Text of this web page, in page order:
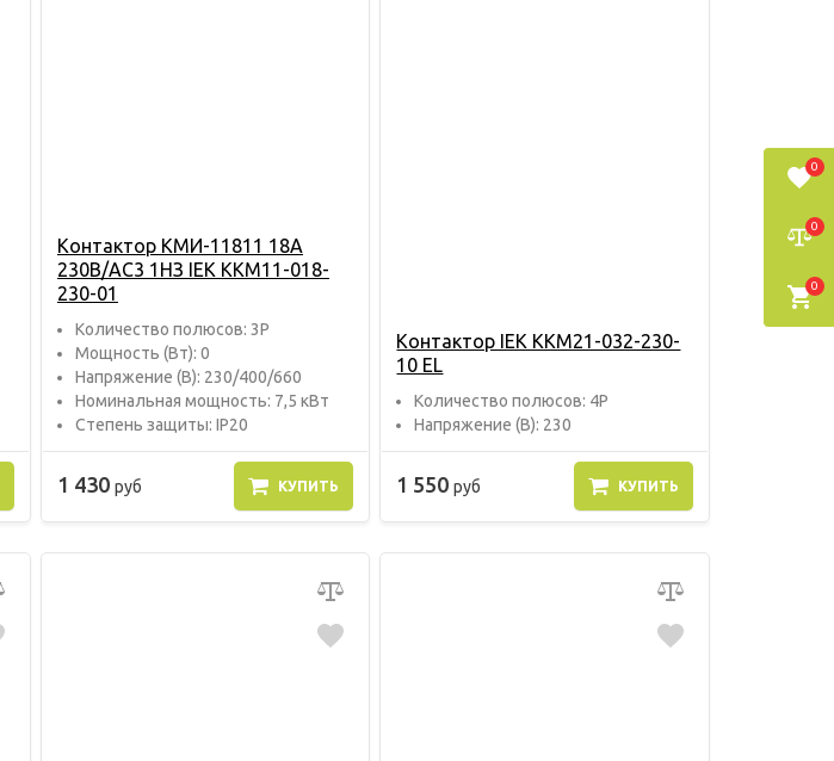
Контактор КМИ-11811 18А
230В/АС3 1НЗ IEK KKM11-018-
230-01
Количество полюсов: 3P
Мощность (Вт): 0
Напряжение (В): 230/400/660
Номинальная мощность: 7,5 кВт
Степень защиты: IP20
1 430 руб КУПИТЬ
Контактор IEK KKM21-032-230-
10 EL
Количество полюсов: 4P
Напряжение (В): 230
1 550руб КУПИТЬ
0
0
0